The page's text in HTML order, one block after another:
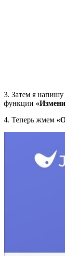
3. Затем я напишу
функции
4. Теперь жмем